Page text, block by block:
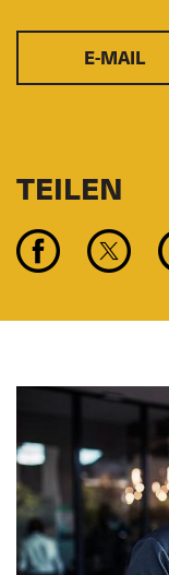
E-MAIL
TEILEN